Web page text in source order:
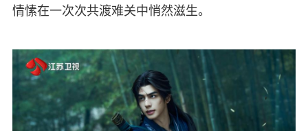
情愫在一次次共渡难关中悄然滋生。